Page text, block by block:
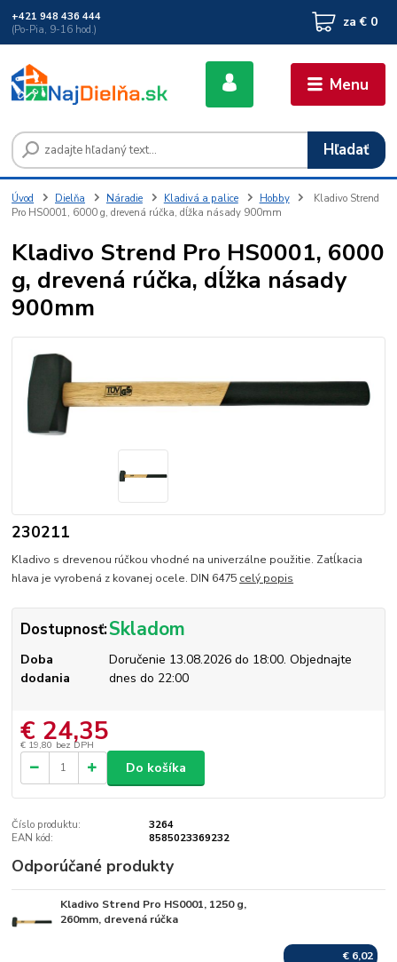
Menu
Hľadať
+421 948 436 444
(Po-Pia, 9-16 hod.)
za € 0
Úvod Dielňa Náradie Kladivá a palice Hobby
Kladivo Strend
Pro HS0001, 6000 g, drevená rúčka, dĺžka násady 900mm
Kladivo Strend Pro HS0001, 6000
g, drevená rúčka, dĺžka násady
900mm
230211
Kladivo s drevenou rúčkou vhodné na univerzálne použitie. Zatĺkacia
hlava je vyrobená z kovanej ocele. DIN 6475 celý popis
Dostupnosť:Skladom
Doba
dodania
Doručenie 13.08.2026 do 18:00. Objednajte
dnes do 22:00
€ 24,35
€ 19,80 bez DPH
Do košíka
Číslo produktu:
3264
EAN kód:
8585023369232
Odporúčané produkty
Kladivo Strend Pro HS0001, 1250 g,
260mm, drevená rúčka
€ 6,02